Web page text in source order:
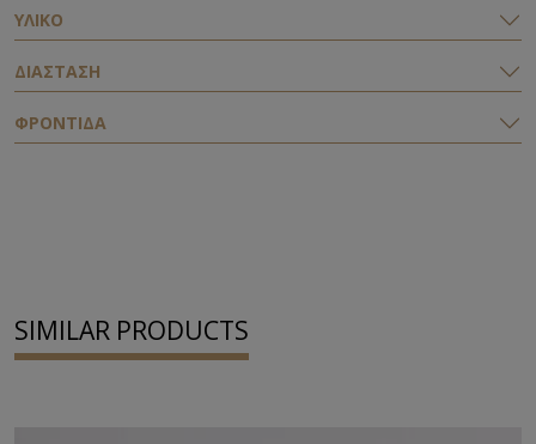
ΥΛΙΚΟ
ΔΙΑΣΤΑΣΗ
ΦΡΟΝΤΙΔΑ
SIMILAR PRODUCTS